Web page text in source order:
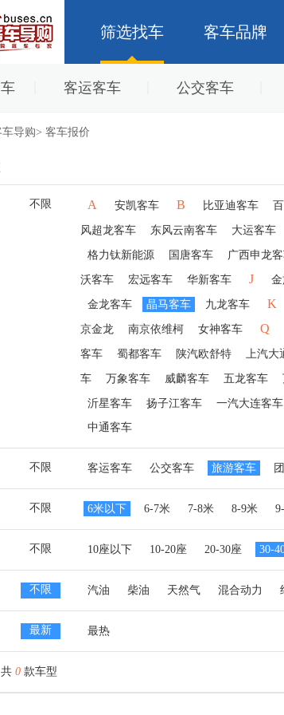
筛选找车 客车品牌
客运客车 公交客车
车导购> 客车报价
不限 A 安凯客车 B 比亚迪客车
风超龙客车 东风云南客车 大运客车
格力钛新能源 国唐客车 广西申龙
沃客车 宏远客车 华新客车 J
金龙客车 晶马客车 九龙客车 K
京金龙 南京依维柯 女神客车 Q
客车 蜀都客车 陕汽欧舒特 上汽大
车 万象客车 威麟客车 五龙客车
沂星客车 扬子江客车 一汽大连客车
中通客车
不限 客运客车 公交客车 旅游客车
不限 6米以下 6-7米 7-8米 8-9米
不限 10座以下 10-20座 20-30座 30-
不限 汽油 柴油 天然气 混合动力
最新 最热
共 0 款车型